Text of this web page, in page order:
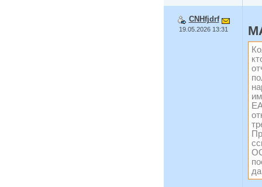
CNHfjdrf
19.05.2026 13:31